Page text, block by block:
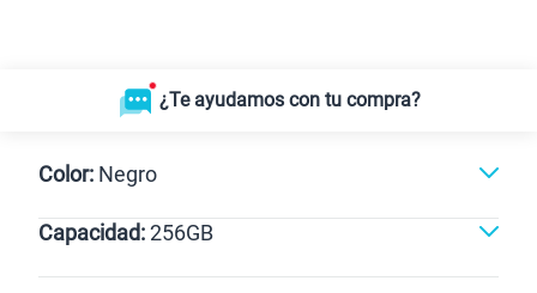
¿Te ayudamos con tu compra?
Color: Negro
Negro
Capacidad:256GB